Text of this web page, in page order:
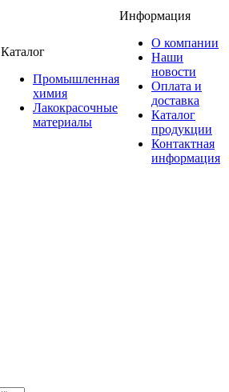
Каталог
Промышленная
химия
Лакокрасочные
материалы
Информация
О компании
Наши
новости
Оплата и
доставка
Каталог
продукции
Контактная
информация